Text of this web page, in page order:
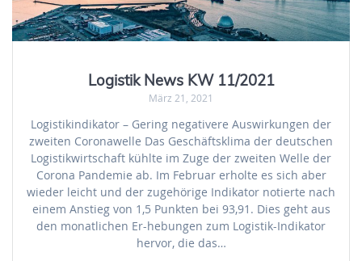
Logistik News KW 11/2021
März 21, 2021
Logistikindikator – Gering negativere Auswirkungen der
zweiten Coronawelle Das Geschäftsklima der deutschen
Logistikwirtschaft kühlte im Zuge der zweiten Welle der
Corona Pandemie ab. Im Februar erholte es sich aber
wieder leicht und der zugehörige Indikator notierte nach
einem Anstieg von 1,5 Punkten bei 93,91. Dies geht aus
den monatlichen Er-hebungen zum Logistik-Indikator
hervor, die das…